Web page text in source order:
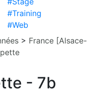
#Training
#Web
> France [Alsace-
- 7b